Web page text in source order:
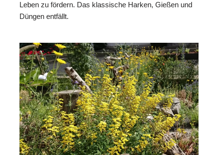
Leben zu fördern. Das klassische Harken, Gießen und
Düngen entfällt.